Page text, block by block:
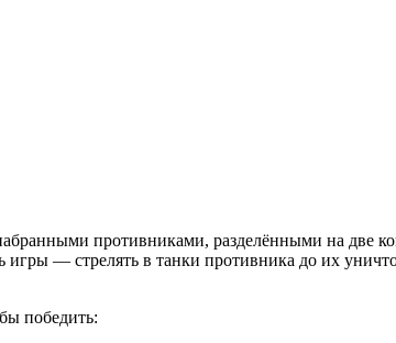
противниками, разделёнными на две
игры — стрелять в танки противника до их
победить: